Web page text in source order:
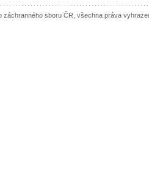
sboru ČR, všechna práva